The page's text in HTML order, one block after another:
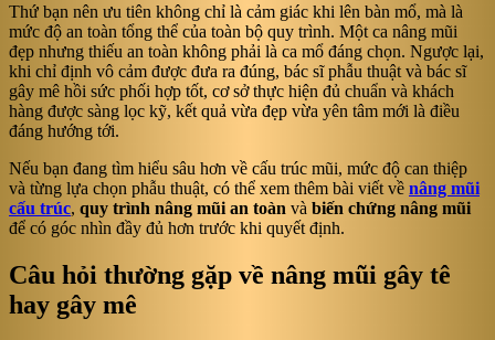
Thứ bạn nên ưu tiên không chỉ là cảm giác khi lên bàn mổ, mà là
mức độ an toàn tổng thể của toàn bộ quy trình. Một ca nâng mũi
đẹp nhưng thiếu an toàn không phải là ca mổ đáng chọn. Ngược lại,
khi chỉ định vô cảm được đưa ra đúng, bác sĩ phẫu thuật và bác sĩ
gây mê hồi sức phối hợp tốt, cơ sở thực hiện đủ chuẩn và khách
hàng được sàng lọc kỹ, kết quả vừa đẹp vừa yên tâm mới là điều
đáng hướng tới.
Nếu bạn đang tìm hiểu sâu hơn về cấu trúc mũi, mức độ can thiệp
và từng lựa chọn phẫu thuật, có thể xem thêm bài viết về nâng mũi
cấu trúc, quy trình nâng mũi an toàn và biến chứng nâng mũi
để có góc nhìn đầy đủ hơn trước khi quyết định.
Câu hỏi thường gặp về nâng mũi gây tê
hay gây mê